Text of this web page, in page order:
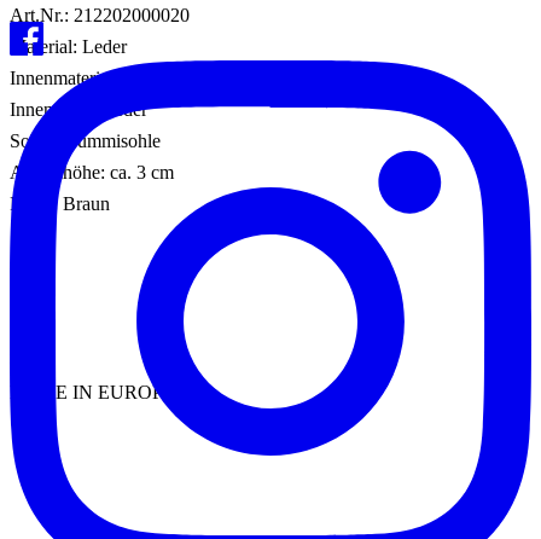
Art.Nr.: 212202000020
Material: Leder
Innenmaterial: Leder
Innensohle: Leder
Sohle: Gummisohle
Absatzhöhe: ca. 3 cm
Farbe: Braun
MADE IN EUROPE